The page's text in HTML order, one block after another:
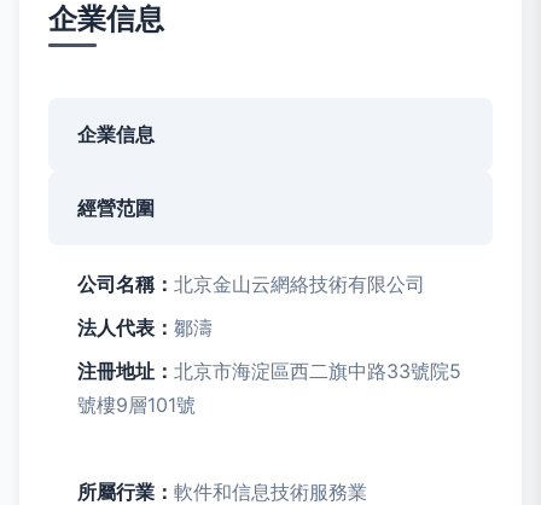
企業信息
企業信息
經營范圍
公司名稱： 北京金山云網絡技術有限公司
法人代表： 鄒濤
注冊地址： 北京市海淀區西二旗中路33號院5
號樓9層101號
所屬行業： 軟件和信息技術服務業